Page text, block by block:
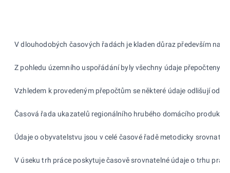
V dlouhodobých časových řadách je kladen důraz především na
Z pohledu územního uspořádání byly všechny údaje přepočteny
Vzhledem k provedeným přepočtům se některé údaje odlišují od
Časová řada ukazatelů regionálního hrubého domácího produktu
Údaje o obyvatelstvu jsou v celé časové řadě metodicky
V úseku trh práce poskytuje časově srovnatelné údaje o trhu